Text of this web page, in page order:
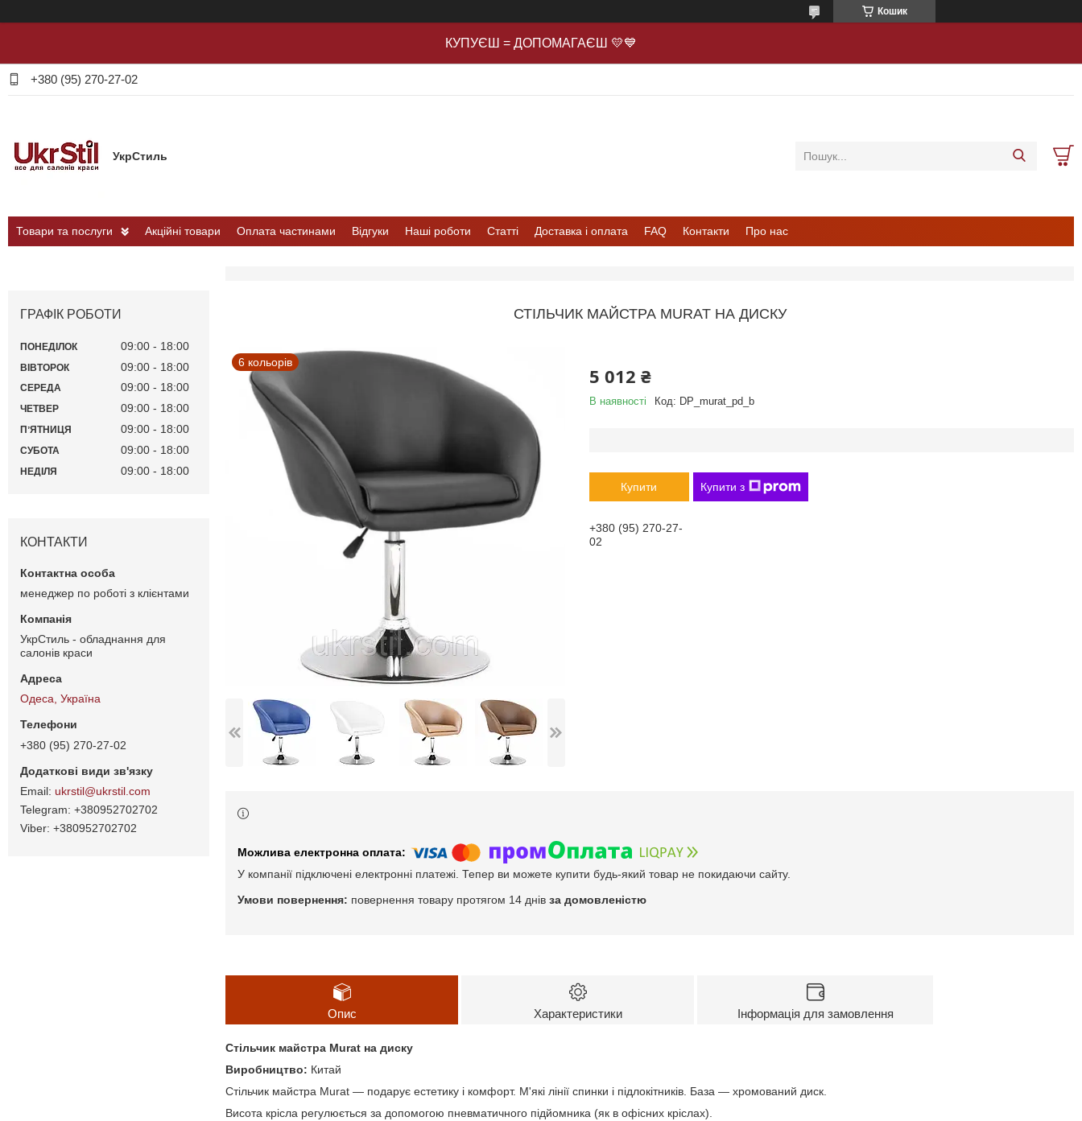
Кошик
КУПУЄШ = ДОПОМАГАЄШ 💛💙
+380 (95) 270-27-02
УкрСтиль
Товари та послуги Акційні товари Оплата частинами Відгуки Наші роботи Статті Доставка і оплата FAQ Контакти Про нас
СТІЛЬЧИК МАЙСТРА MURAT НА ДИСКУ
6 кольорів
5 012 ₴
В наявності Код: DP_murat_pd_b
Купити Купити з
+380 (95) 270-27-
02
У компанії підключені електронні платежі. Тепер ви можете купити будь-який товар не покидаючи сайту.
повернення товару протягом 14 днів за домовленістю
Опис Характеристики Інформація для замовлення
Стільчик майстра Murat на диску
Виробництво: Китай
Стільчик майстра Murat ― подарує естетику і комфорт. М'які лінії спинки і підлокітників. База — хромований диск.
Висота крісла регулюється за допомогою пневматичного підйомника (як в офісних кріслах).
ГРАФІК РОБОТИ
ПОНЕДІЛОК 09:00 18:00
ВІВТОРОК 09:00 18:00
СЕРЕДА 09:00 18:00
ЧЕТВЕР 09:00 18:00
ПʼЯТНИЦЯ 09:00 18:00
СУБОТА 09:00 18:00
НЕДІЛЯ 09:00 18:00
КОНТАКТИ
менеджер по роботі з клієнтами
УкрСтиль - обладнання для
салонів краси
Одеса, Україна
+380 (95) 270-27-02
ukrstil@ukrstil.com
+380952702702
+380952702702